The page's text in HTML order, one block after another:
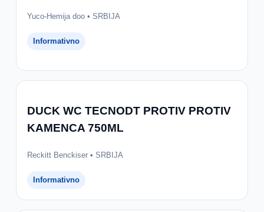
Yuco-Hemija doo • SRBIJA
Informativno
DUCK WC TECNODT PROTIV PROTIV
KAMENCA 750ML
Reckitt Benckiser • SRBIJA
Informativno